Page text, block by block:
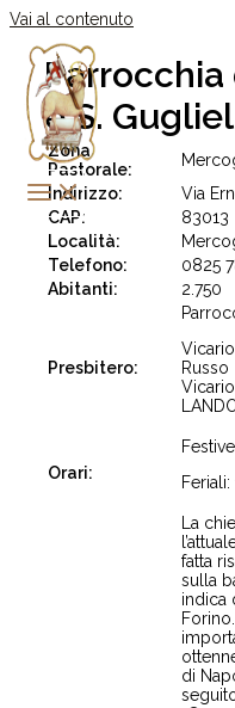
Vai al contenuto
Parrocchia
e S.
Zona
Pastorale:
Indirizzo:
Via
CAP:
83013
Località:
Telefono:
0825
Abitanti:
2.750
Presbitero:
Russo
Orari:
La
fatta
sulla
indica
di